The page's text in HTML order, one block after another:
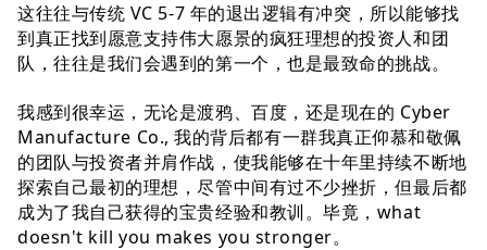
这往往与传统 VC 5-7 年的退出逻辑有冲突，所以能够找
到真正找到愿意⽀持伟⼤愿景的疯狂理想的投资⼈和团
队，往往是我们会遇到的第⼀个，也是最致命的挑战。
我感到很幸运，⽆论是渡鸦、百度，还是现在的 Cyber
Manufacture Co., 我的背后都有⼀群我真正仰慕和敬佩
的团队与投资者并肩作战，使我能够在⼗年⾥持续不断地
探索⾃⼰最初的理想，尽管中间有过不少挫折，但最后都
成为了我⾃⼰获得的宝贵经验和教训。毕竟，what
doesn't kill you makes you stronger。